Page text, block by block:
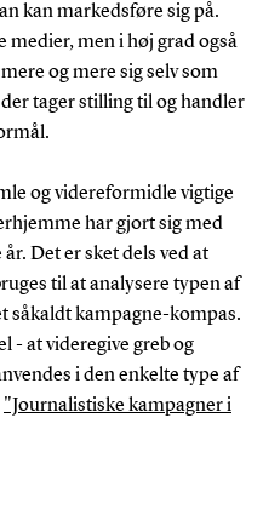
kan markedsføre sig på.
men i høj grad også
og mere sig selv som
tager stilling til og handler
og videreformidle vigtige
har gjort sig med
Det er sket dels ved at
til at analysere typen af
såkaldt kampagne-kompas.
- at videregive greb og
i den enkelte type af
"Journalistiske kampagner i